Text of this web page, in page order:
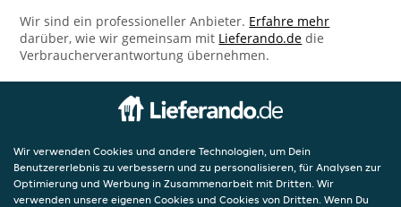
Wir sind ein professioneller Anbieter. Erfahre mehr
darüber, wie wir gemeinsam mit Lieferando.de die
Verbraucherverantwortung übernehmen.
Wir verwenden Cookies und andere Technologien, um Dein
Benutzererlebnis zu verbessern und zu personalisieren, für Analysen zur
Optimierung und Werbung in Zusammenarbeit mit Dritten. Wir
verwenden unsere eigenen Cookies und Cookies von Dritten. Wenn Du